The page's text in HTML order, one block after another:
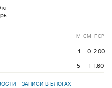
кг
М СМ ПСР
1 0 2.00
5 1 1.60
ЗАПИСИ В БЛОГАХ